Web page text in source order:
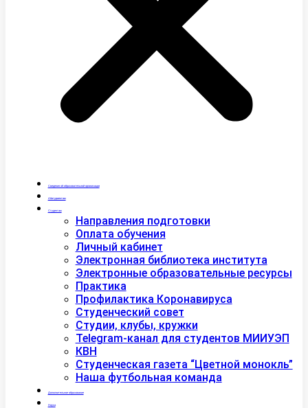
Сведения об образовательной организации
Абитуриентам
Студентам
Направления подготовки
Оплата обучения
Личный кабинет
Электронная библиотека института
Электронные образовательные ресурсы
Практика
Профилактика Коронавируса
Студенческий совет
Студии, клубы, кружки
Telegram-канал для студентов МИИУЭП
КВН
Студенческая газета “Цветной монокль”
Наша футбольная команда
Дополнительное образование
Наука